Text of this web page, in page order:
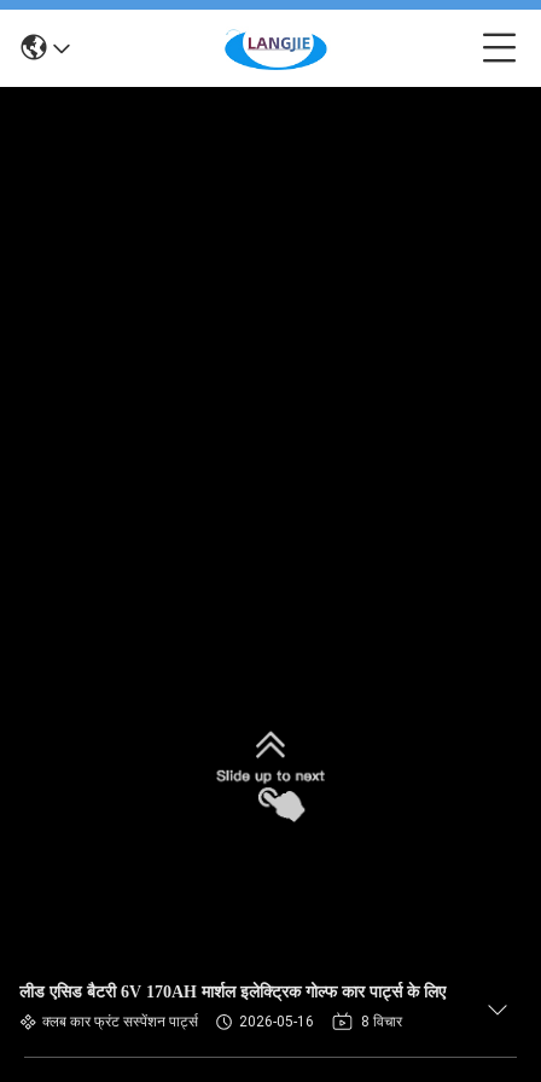
लीड एसिड बैटरी 6V 170AH मार्शल इलेक्ट्रिक गोल्फ कार पार्ट्स के लिए
क्लब कार फ्रंट सस्पेंशन पार्ट्स 2026-05-16 8 विचार